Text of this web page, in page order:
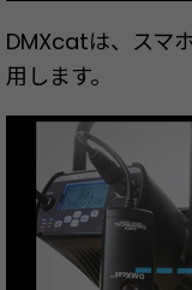
DMXcatは、スマ
用します。